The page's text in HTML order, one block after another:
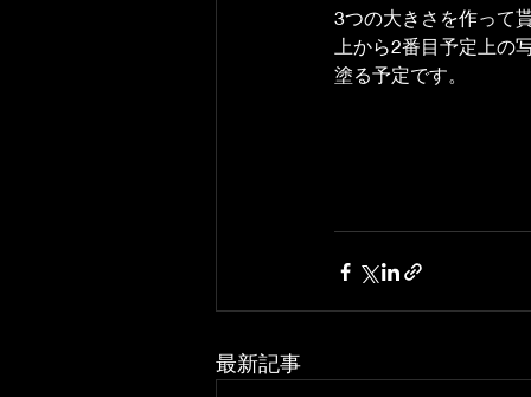
3つの大きさを作って
上から2番目予定上の
塗る予定です。
最新記事